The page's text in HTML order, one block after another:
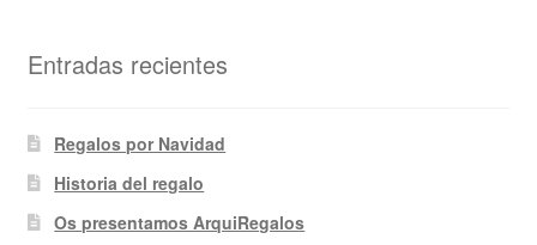
Entradas recientes
Regalos por Navidad
Historia del regalo
Os presentamos ArquiRegalos